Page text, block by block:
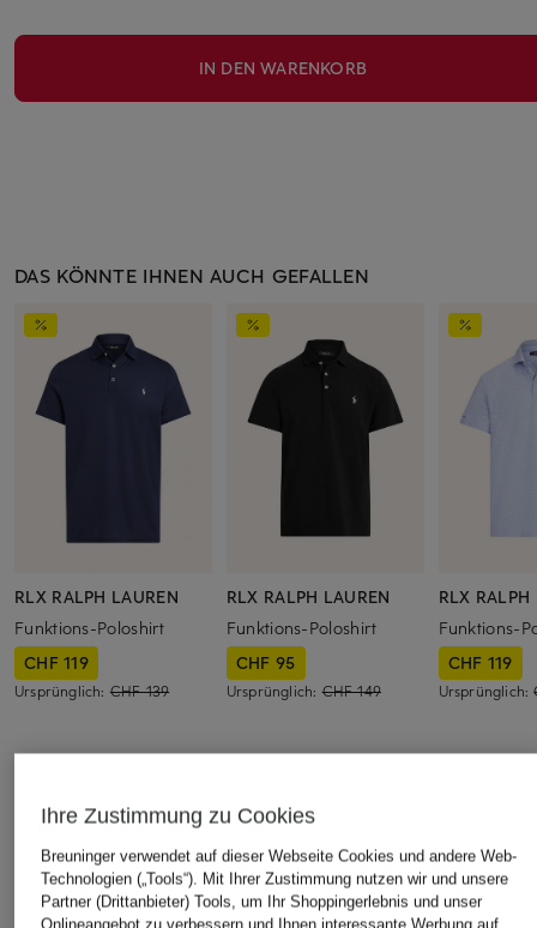
IN DEN WARENKORB
DAS KÖNNTE IHNEN AUCH GEFALLEN
RLX RALPH LAUREN
Funktions-Poloshirt
CHF 119
Ursprünglich: CHF 139
RLX RALPH LAUREN
Funktions-Poloshirt
CHF 95
Ursprünglich:CHF 149
RLX RALPH
Funktions-
CHF 119
Ursprünglich:
Ihre Zustimmung zu Cookies
Breuninger verwendet auf dieser Webseite Cookies und andere Web-
Technologien („Tools“). Mit Ihrer Zustimmung nutzen wir und unsere
Partner (Drittanbieter) Tools, um Ihr Shoppingerlebnis und unser
Onlineangebot zu verbessern und Ihnen interessante Werbung auf